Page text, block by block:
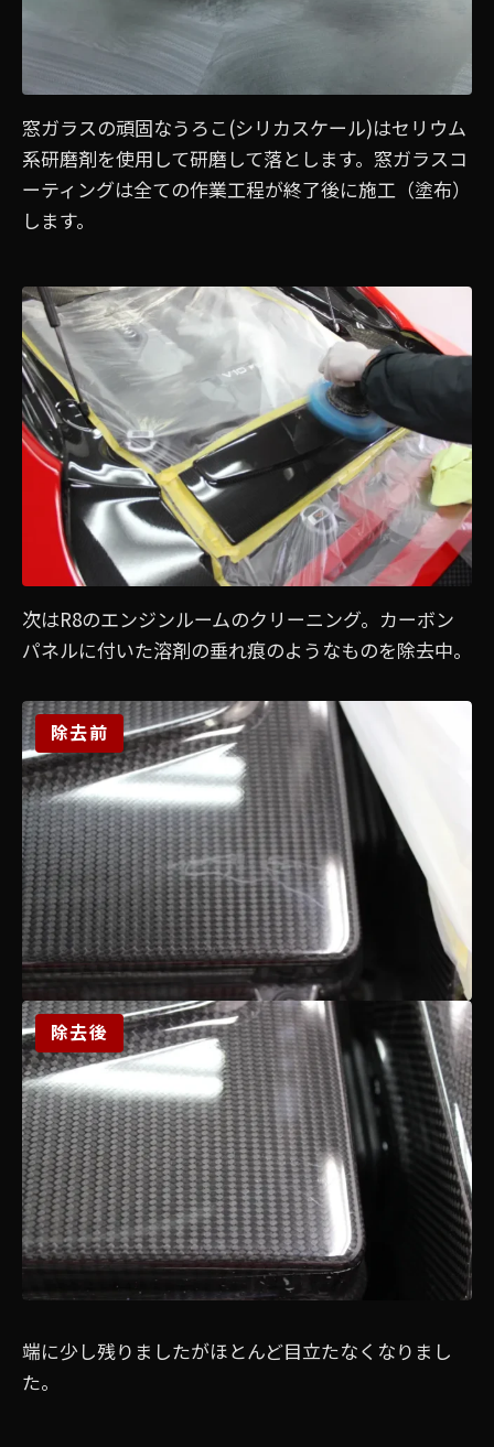
窓ガラスの頑固なうろこ(シリカスケール)はセリウム
系研磨剤を使用して研磨して落とします。窓ガラスコ
ーティングは全ての作業工程が終了後に施工（塗布）
します。
次はR8のエンジンルームのクリーニング。カーボン
パネルに付いた溶剤の垂れ痕のようなものを除去中。
除去前
除去後
端に少し残りましたがほとんど目立たなくなりまし
た。